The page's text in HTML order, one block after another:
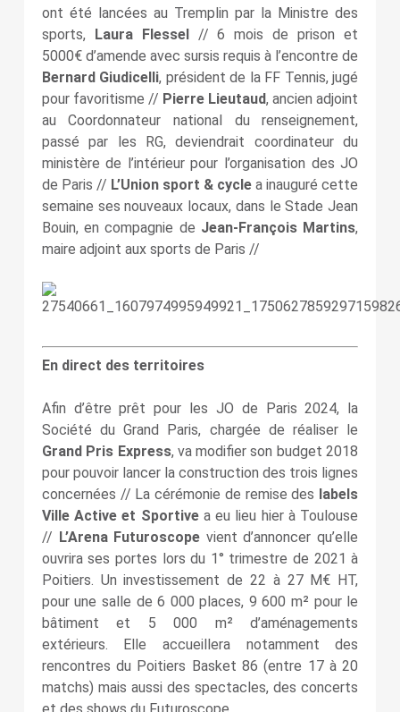
ont été lancées au Tremplin par la Ministre des
sports, Laura Flessel// 6 mois de prison et
5000€ d’amende avec sursis requis à l’encontre de
Bernard Giudicelli, président de la FF Tennis, jugé
pour favoritisme // Pierre Lieutaud, ancien adjoint
au Coordonnateur national du renseignement,
passé par les RG, deviendrait coordinateur du
ministère de l’intérieur pour l’organisation des JO
de Paris // L’Union sport & cycle a inauguré cette
semaine ses nouveaux locaux, dans le Stade Jean
Bouin, en compagnie de Jean-François Martins,
maire adjoint aux sports de Paris //
En direct des territoires
Afin d’être prêt pour les JO de Paris 2024, la
Société du Grand Paris, chargée de réaliser le
Grand Pris Express, va modifier son budget 2018
pour pouvoir lancer la construction des trois lignes
concernées // La cérémonie de remise des labels
Ville Active et Sportivea eu lieu hier à Toulouse
// L’Arena Futuroscope vient d’annoncer qu’elle
ouvrira ses portes lors du 1° trimestre de 2021 à
Poitiers. Un investissement de 22 à 27 M€ HT,
pour une salle de 6 000 places, 9 600 m² pour le
bâtiment et 5 000 m² d’aménagements
extérieurs. Elle accueillera notamment des
rencontres du Poitiers Basket 86 (entre 17 à 20
matchs) mais aussi des spectacles, des concerts